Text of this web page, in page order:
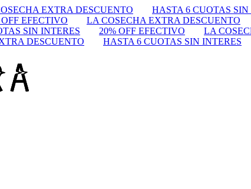
EXTRA DESCUENTO HASTA 6 CUOTAS SIN
OFF EFECTIVO LA COSECHA EXTRA DESCUENTO
SIN INTERES 20% OFF EFECTIVO LA
DESCUENTO HASTA 6 CUOTAS SIN INTERES